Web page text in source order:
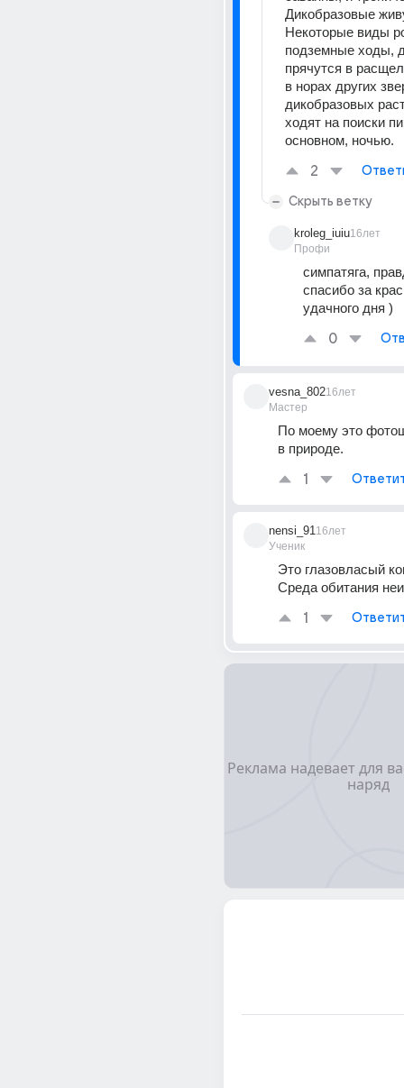
Дикобразовые
Некоторые виды
подземные ходы,
прячутся в
в норах других
дикобразовых
ходят на поиски
основном, ночью.
2
Скрыть ветку
kroleg_iuiu
Профи
16лет
симпатяга,
спасибо за
удачного дня )
0
vesna_802
Мастер
16лет
По моему это
в природе.
1
nensi_91
Ученик
16лет
Это глазовласый
Среда обитания
1